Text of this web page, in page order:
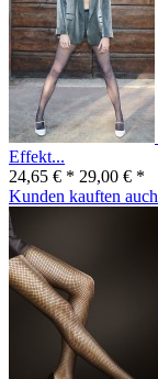
Effekt...
24,65 € * 29,00 € *
Kunden kauften auch